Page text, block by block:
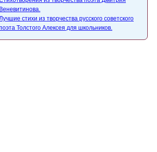
Веневитинова.
стихи из творчества русского советского
Толстого Алексея для школьников.